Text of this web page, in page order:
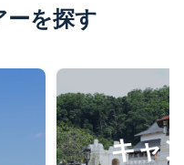
ーを探す
キャ